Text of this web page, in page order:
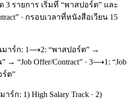
รายการ เริ่มที่ “พาสปอร์ต” และ
· กรอบเวลาที่หนังสือเวียน 15
มาร์ก: 1⟶2: “พาสปอร์ต” →
“Job Offer/Contract” · 3⟶1: “Job
ร์ต”
ร์ก: 1) High Salary Track · 2)